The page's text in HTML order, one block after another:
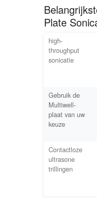
Plate
high-
throughput
sonicatie
Gebruik de
Multiwell-
plaat van uw
keuze
Contactloze
ultrasone
trillingen